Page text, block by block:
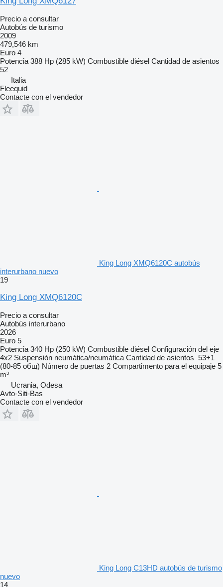
Precio a consultar
Autobús de turismo
2009
479,546 km
Euro 4
Potencia 388 Hp (285 kW) Combustible diésel Cantidad de asientos
52
Italia
Fleequid
Contacte con el vendedor
King Long XMQ6120C autobús
interurbano nuevo
19
King Long XMQ6120C
Precio a consultar
Autobús interurbano
2026
Euro 5
Potencia 340 Hp (250 kW) Combustible diésel Configuración del eje
4x2 Suspensión neumática/neumática Cantidad de asientos 53+1
(80-85 общ) Número de puertas 2 Compartimento para el equipaje 5
m³
Ucrania, Odesa
Avto-Siti-Bas
Contacte con el vendedor
King Long C13HD autobús de turismo
nuevo
14